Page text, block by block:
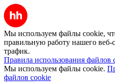
Мы используем файлы cookie,
правильную работу нашего веб-
трафик.
Правила использования файлов
Мы используем файлы cookie.
файлов cookie